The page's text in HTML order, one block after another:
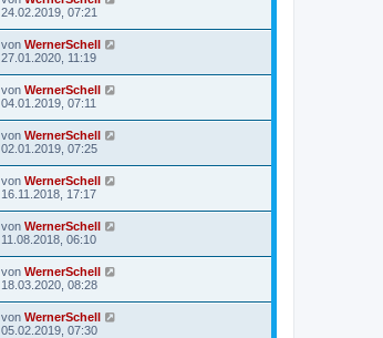
24.02.2019, 07:21
von WernerSchell
27.01.2020, 11:19
von WernerSchell
04.01.2019, 07:11
von WernerSchell
02.01.2019, 07:25
von WernerSchell
16.11.2018, 17:17
von WernerSchell
11.08.2018, 06:10
von WernerSchell
18.03.2020, 08:28
von WernerSchell
05.02.2019, 07:30